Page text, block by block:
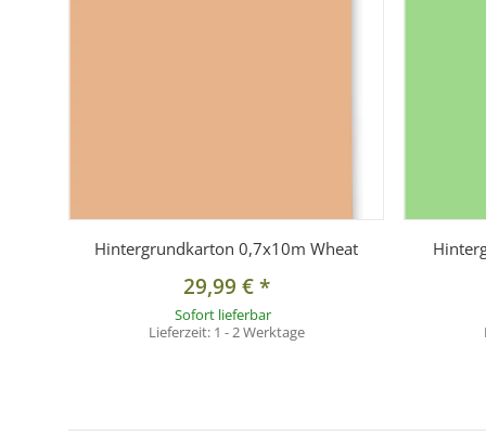
Hintergrundkarton 0,7x10m Wheat
29,99 €*
Sofort lieferbar
Lieferzeit: 1 - 2 Werktage